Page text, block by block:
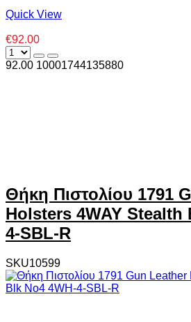
Quick View
€92.00
92.00 10001744135880
Θήκη Πιστολίου 1791
Holsters 4WAY Stealth
4-SBL-R
SKU10599